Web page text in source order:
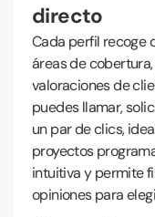
directo
Cada perfil recoge
áreas de
valoraciones de
puedes llamar,
un par de clics,
proyectos
intuitiva y permite
opiniones para